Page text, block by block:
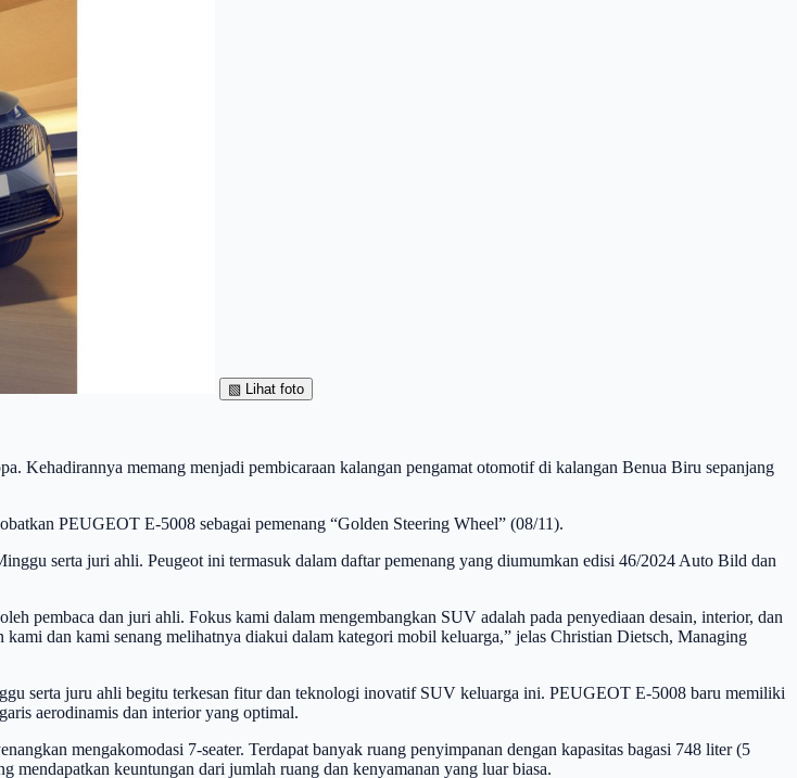
▧ Lihat foto
Kehadirannya memang menjadi pembicaraan kalangan pengamat otomotif di kalangan Benua Biru sepanjang
PEUGEOT E-5008 sebagai pemenang “Golden Steering Wheel” (08/11).
serta juri ahli. Peugeot ini termasuk dalam daftar pemenang yang diumumkan edisi 46/2024 Auto Bild dan
pembaca dan juri ahli. Fokus kami dalam mengembangkan SUV adalah pada penyediaan desain, interior, dan
dan kami senang melihatnya diakui dalam kategori mobil keluarga,” jelas Christian Dietsch, Managing
serta juru ahli begitu terkesan fitur dan teknologi inovatif SUV keluarga ini. PEUGEOT E-5008 baru memiliki
aerodinamis dan interior yang optimal.
mengakomodasi 7-seater. Terdapat banyak ruang penyimpanan dengan kapasitas bagasi 748 liter (5
keuntungan dari jumlah ruang dan kenyamanan yang luar biasa.